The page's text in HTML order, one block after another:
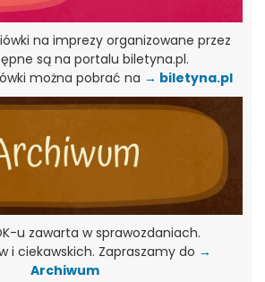
na imprezy organizowane przez
są na portalu biletyna.pl.
można pobrać na → biletyna.pl
u zawarta w sprawozdaniach.
i ciekawskich. Zapraszamy do →
Archiwum